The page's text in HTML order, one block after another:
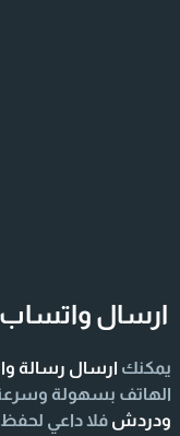
ارسال
يمكنك ارسال رسالة
الهاتف بسهولة
ودردش فلا داعي لحفظ